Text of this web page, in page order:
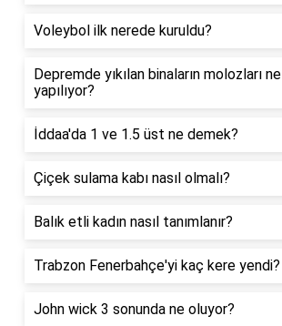
Voleybol ilk nerede kuruldu?
Depremde yıkılan binaların molozları ne
yapılıyor?
İddaa'da 1 ve 1.5 üst ne demek?
Çiçek sulama kabı nasıl olmalı?
Balık etli kadın nasıl tanımlanır?
Trabzon Fenerbahçe'yi kaç kere yendi?
John wick 3 sonunda ne oluyor?